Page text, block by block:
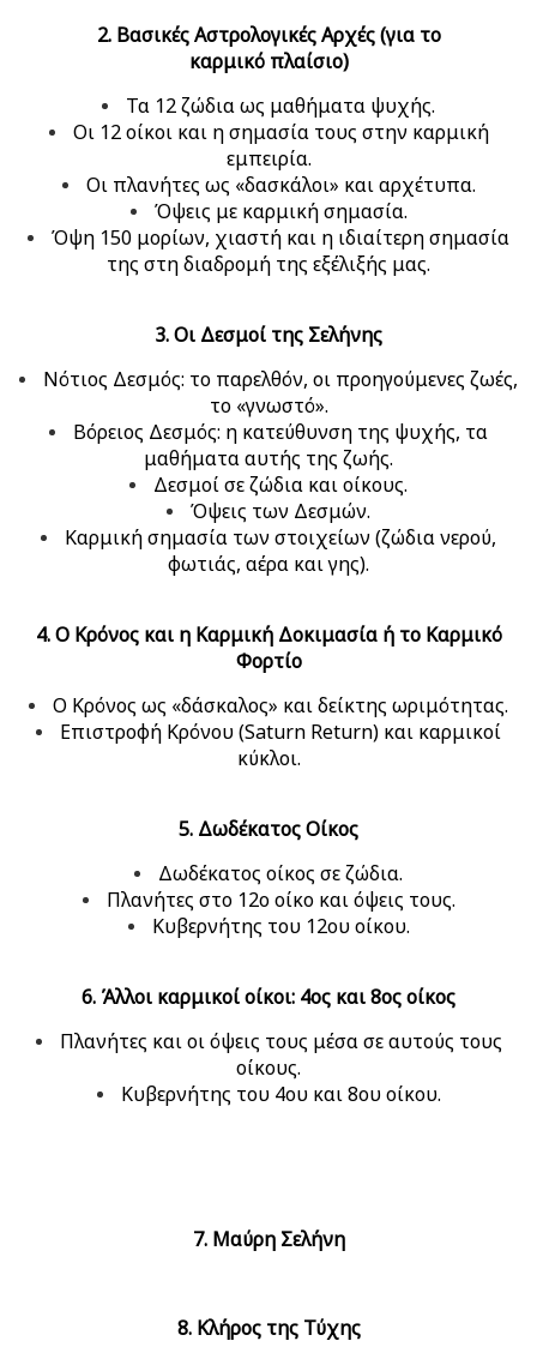
2. Βασικές Αστρολογικές Αρχές (για το
καρμικό πλαίσιο)
Τα 12 ζώδια ως μαθήματα ψυχής.
Οι 12 οίκοι και η σημασία τους στην καρμική
εμπειρία.
Οι πλανήτες ως «δασκάλοι» και αρχέτυπα.
Όψεις με καρμική σημασία.
Όψη 150 μορίων, χιαστή και η ιδιαίτερη σημασία
της στη διαδρομή της εξέλιξής μας.
3. Οι Δεσμοί της Σελήνης
Νότιος Δεσμός: το παρελθόν, οι προηγούμενες ζωές,
το «γνωστό».
Βόρειος Δεσμός: η κατεύθυνση της ψυχής, τα
μαθήματα αυτής της ζωής.
Δεσμοί σε ζώδια και οίκους.
Όψεις των Δεσμών.
Καρμική σημασία των στοιχείων (ζώδια νερού,
φωτιάς, αέρα και γης).
4. Ο Κρόνος και η Καρμική Δοκιμασία ή το Καρμικό
Φορτίο
Ο Κρόνος ως «δάσκαλος» και δείκτης ωριμότητας.
Επιστροφή Κρόνου (Saturn Return) και καρμικοί
κύκλοι.
5. Δωδέκατος Οίκος
Δωδέκατος οίκος σε ζώδια.
Πλανήτες στο 12ο οίκο και όψεις τους.
Κυβερνήτης του 12ου οίκου.
6. Άλλοι καρμικοί οίκοι: 4ος και 8ος οίκος
Πλανήτες και οι όψεις τους μέσα σε αυτούς τους
οίκους.
Κυβερνήτης του 4ου και 8ου οίκου.
7. Μαύρη Σελήνη
8. Κλήρος της Τύχης